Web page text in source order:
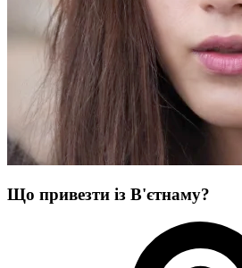
Що привезти із В'єтнаму?